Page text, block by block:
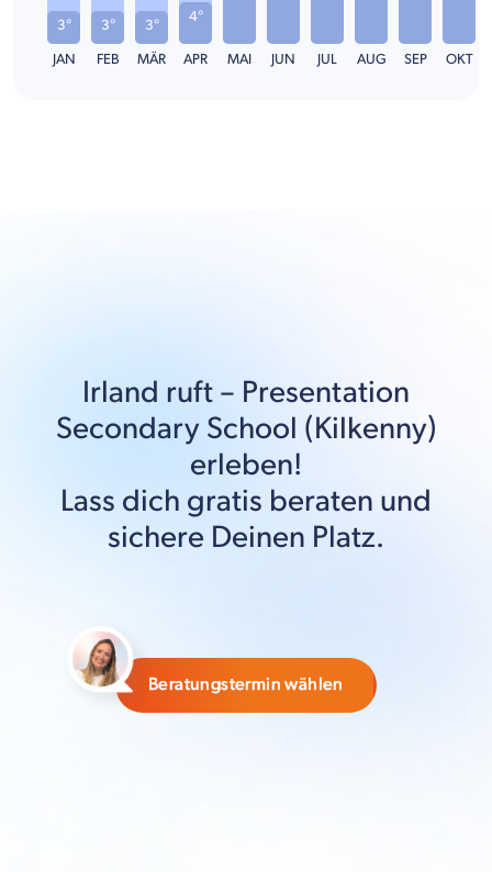
3°
JAN
3°
FEB
3°
MÄR
4°
APR MAI JUN JUL AUG SEP OKT
Irland ruft – Presentation
Secondary School (Kilkenny)
erleben!
Lass dich gratis beraten und
sichere Deinen Platz.
Beratungstermin wählen